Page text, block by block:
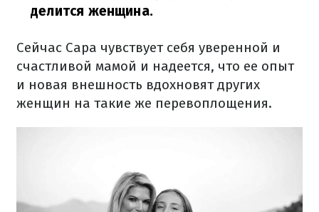
делится женщина.
Сейчас Сара чувствует себя уверенной и
счастливой мамой и надеется, что ее опыт
и новая внешность вдохновят других
женщин на такие же перевоплощения.